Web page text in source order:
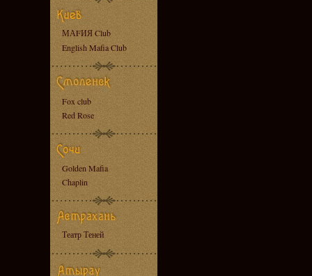
МАFИЯ Club
English Mafia Club
Fox club
Red Rose
Golden Mafia
Chaplin
Театр Теней